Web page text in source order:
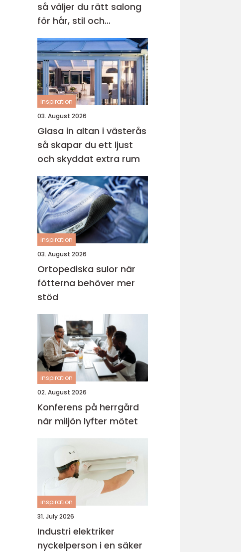
så väljer du rätt salong
för hår, stil och
välmående
inspiration
03. August 2026
Glasa in altan i västerås
så skapar du ett ljust
och skyddat extra rum
inspiration
03. August 2026
Ortopediska sulor när
fötterna behöver mer
stöd
inspiration
02. August 2026
Konferens på herrgård
när miljön lyfter mötet
inspiration
31. July 2026
Industri elektriker
nyckelperson i en säker